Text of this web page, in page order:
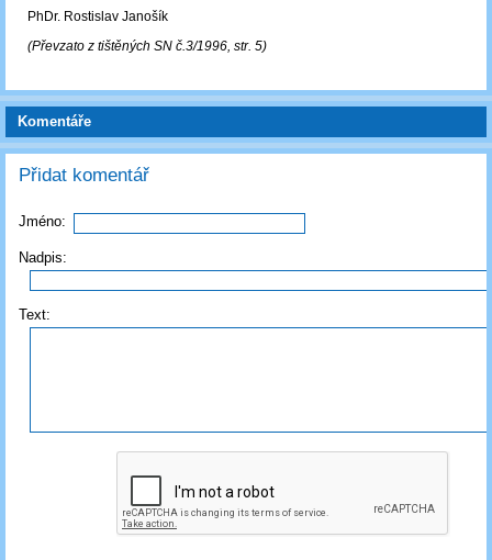
PhDr. Rostislav Janošík
(Převzato z tištěných SN č.3/1996, str. 5)
Komentáře
Přidat komentář
Jméno:
Nadpis:
Text: